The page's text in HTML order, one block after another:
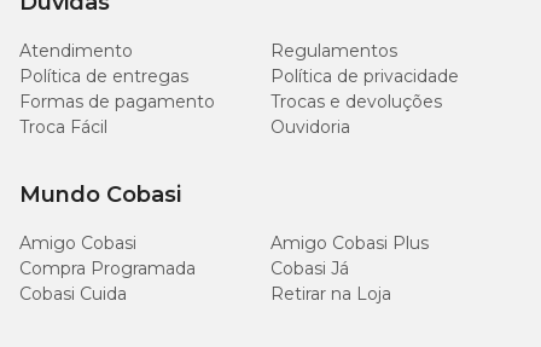
Frango e Alecrim Wow com preço
natural, saboroso e nutritivo para o seu pet.
Atendimento
Regulamentos
Política de entregas
Política de privacidade
Formas de pagamento
Trocas e devoluções
Troca Fácil
Ouvidoria
Mundo Cobasi
Amigo Cobasi
Amigo Cobasi Plus
Compra Programada
Cobasi Já
Cobasi Cuida
Retirar na Loja